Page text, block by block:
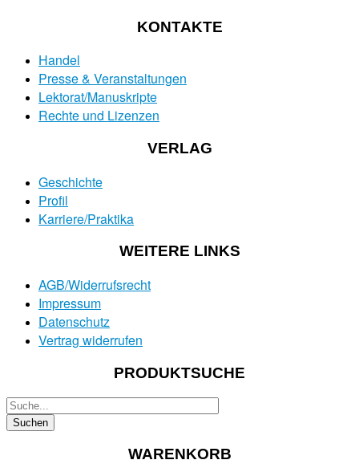
KONTAKTE
Handel
Presse & Veranstaltungen
Lektorat/Manuskripte
Rechte und Lizenzen
VERLAG
Geschichte
Profil
Karriere/Praktika
WEITERE LINKS
AGB/Widerrufsrecht
Impressum
Datenschutz
Vertrag widerrufen
PRODUKTSUCHE
WARENKORB